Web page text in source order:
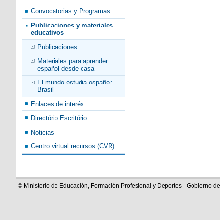
Convocatorias y Programas
Publicaciones y materiales
educativos
Publicaciones
Materiales para aprender
español desde casa
El mundo estudia español:
Brasil
Enlaces de interés
Directório Escritório
Noticias
Centro virtual recursos (CVR)
© Ministerio de Educación, Formación Profesional y Deportes - Gobierno